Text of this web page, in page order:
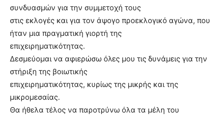
συνδυασμών για την συμμετοχή τους
στις εκλογές και για τον άψογο προεκλογικό αγώνα, που
ήταν μια πραγματική γιορτή της
επιχειρηματικότητας.
Δεσμεύομαι να αφιερώσω όλες μου τις δυνάμεις για την
στήριξη της βοιωτικής
επιχειρηματικότητας, κυρίως της μικρής και της
μικρομεσαίας.
Θα ήθελα τέλος να παροτρύνω όλα τα μέλη του